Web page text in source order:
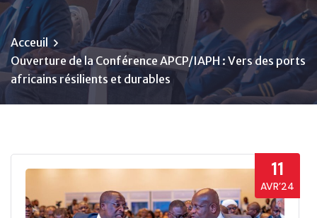
Acceuil
Ouverture de la Conférence APCP/IAPH : Vers des ports
africains résilients et durables
11
AVR’24